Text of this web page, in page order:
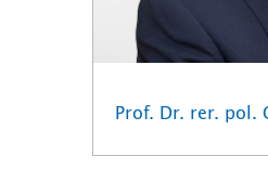
Prof. Dr. rer. pol.